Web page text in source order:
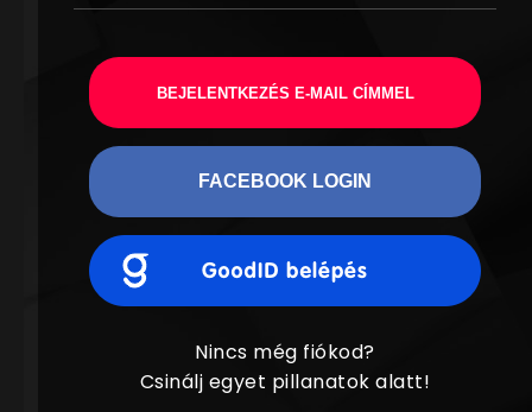
BEJELENTKEZÉS E-MAIL CÍMMEL
FACEBOOK LOGIN
Nincs még fiókod?
Csinálj egyet pillanatok alatt!